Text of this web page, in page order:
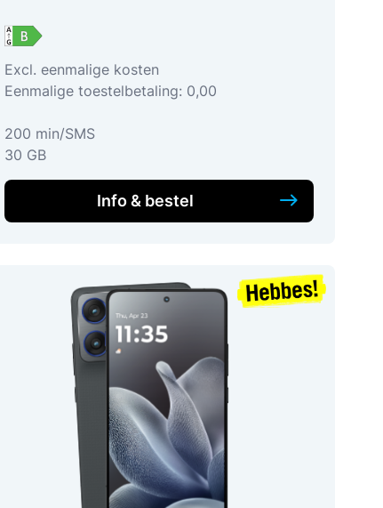
Excl. eenmalige kosten
Eenmalige toestelbetaling: 0,00
200 min/SMS
30 GB
Info & bestel